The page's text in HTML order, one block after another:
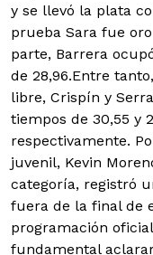
y se llevó la plata
prueba Sara fue
parte, Barrera
de 28,96.Entre
libre, Crispín y
tiempos de 30,55 y
respectivamente.
juvenil, Kevin
categoría, registró
fuera de la final de
programación
fundamental